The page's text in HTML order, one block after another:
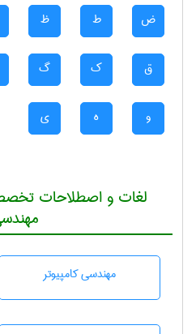
ض ط ظ
ق ک گ
و ه ی
لغات و اصطلاحات
مهندسی كامپيوتر